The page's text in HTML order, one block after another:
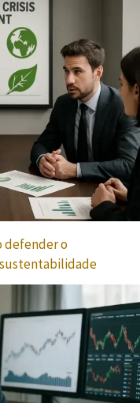
defender o